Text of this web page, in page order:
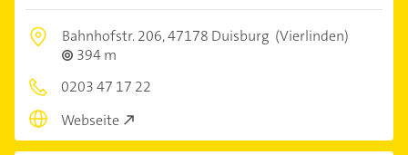
Bahnhofstr. 206,47178 Duisburg (Vierlinden)
394 m
0203 47 17 22
Webseite